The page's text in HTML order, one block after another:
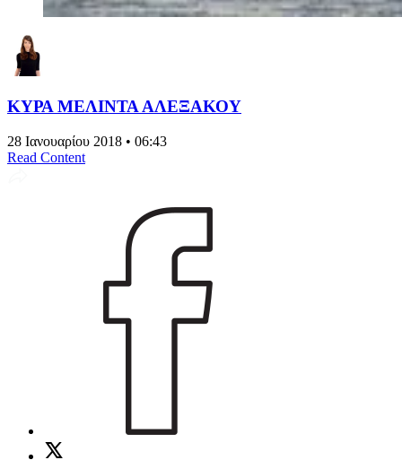
ΚΥΡΑ ΜΕΛΙΝΤΑ ΑΛΕΞΑΚΟΥ
28 Ιανουαρίου 2018 • 06:43
Read Content